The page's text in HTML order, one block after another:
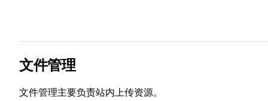
文件管理
文件管理主要负责站内上传资源。